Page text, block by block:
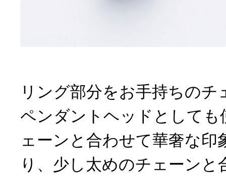
リング部分をお手持ちのチ
ペンダントヘッドとしても
ェーンと合わせて華奢な印
り、少し太めのチェーンと